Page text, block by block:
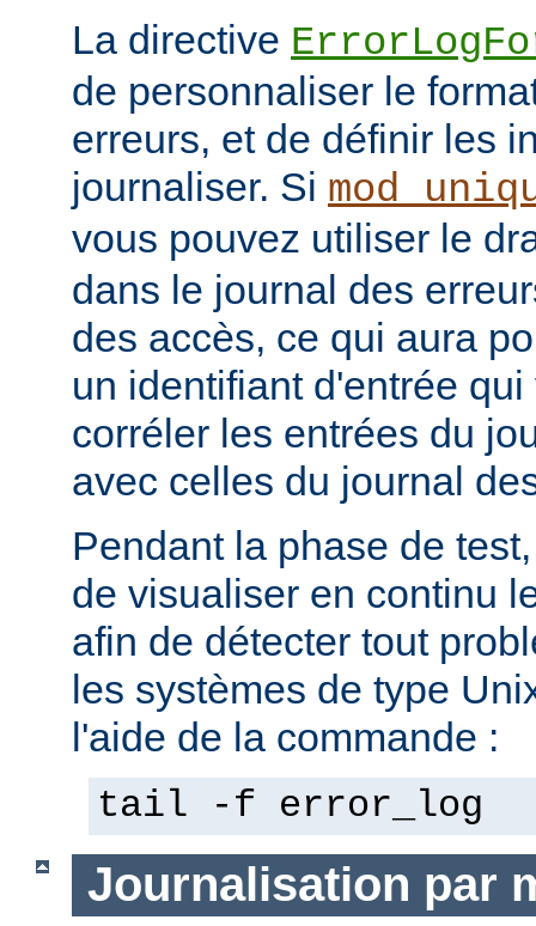
La directive
de personnaliser le
erreurs, et de définir les
journaliser. Si
vous pouvez utiliser le
dans le journal des
des accès, ce qui aura
un identifiant d'entrée
corréler les entrées du
avec celles du journal
Pendant la phase de
de visualiser en continu
afin de détecter tout
les systèmes de type
l'aide de la commande :
tail -f error_log
Journalisation par